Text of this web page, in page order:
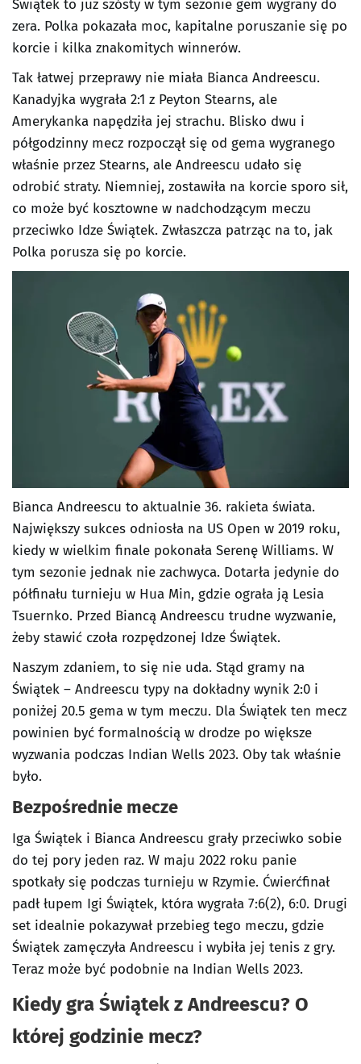
Świątek to już szósty w tym sezonie gem wygrany do
zera. Polka pokazała moc, kapitalne poruszanie się po
korcie i kilka znakomitych winnerów.
Tak łatwej przeprawy nie miała Bianca Andreescu.
Kanadyjka wygrała 2:1 z Peyton Stearns, ale
Amerykanka napędziła jej strachu. Blisko dwu i
półgodzinny mecz rozpoczął się od gema wygranego
właśnie przez Stearns, ale Andreescu udało się
odrobić straty. Niemniej, zostawiła na korcie sporo sił,
co może być kosztowne w nadchodzącym meczu
przeciwko Idze Świątek. Zwłaszcza patrząc na to, jak
Polka porusza się po korcie.
Bianca Andreescu to aktualnie 36. rakieta świata.
Największy sukces odniosła na US Open w 2019 roku,
kiedy w wielkim finale pokonała Serenę Williams. W
tym sezonie jednak nie zachwyca. Dotarła jedynie do
półfinału turnieju w Hua Min, gdzie ograła ją Lesia
Tsuernko. Przed Biancą Andreescu trudne wyzwanie,
żeby stawić czoła rozpędzonej Idze Świątek.
Naszym zdaniem, to się nie uda. Stąd gramy na
Świątek – Andreescu typy na dokładny wynik 2:0 i
poniżej 20.5 gema w tym meczu. Dla Świątek ten mecz
powinien być formalnością w drodze po większe
wyzwania podczas Indian Wells 2023. Oby tak właśnie
było.
Bezpośrednie mecze
Iga Świątek i Bianca Andreescu grały przeciwko sobie
do tej pory jeden raz. W maju 2022 roku panie
spotkały się podczas turnieju w Rzymie. Ćwierćfinał
padł łupem Igi Świątek, która wygrała 7:6(2), 6:0. Drugi
set idealnie pokazywał przebieg tego meczu, gdzie
Świątek zamęczyła Andreescu i wybiła jej tenis z gry.
Teraz może być podobnie na Indian Wells 2023.
Kiedy gra Świątek z Andreescu? O
której godzinie mecz?